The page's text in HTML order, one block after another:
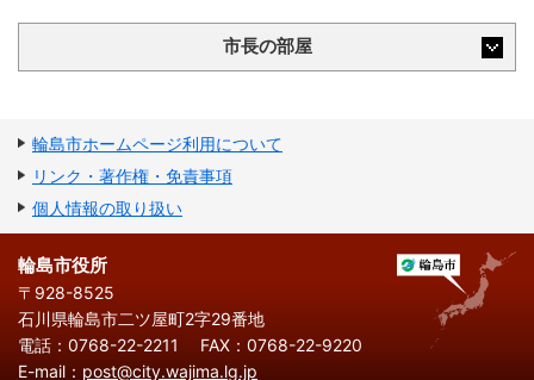
市長の部屋
輪島市ホームページ利用について
リンク・著作権・免責事項
個人情報の取り扱い
輪島市役所
〒928-8525
石川県輪島市二ツ屋町2字29番地
電話：0768-22-2211
FAX：0768-22-9220
E-mail： post@city.wajima.lg.jp